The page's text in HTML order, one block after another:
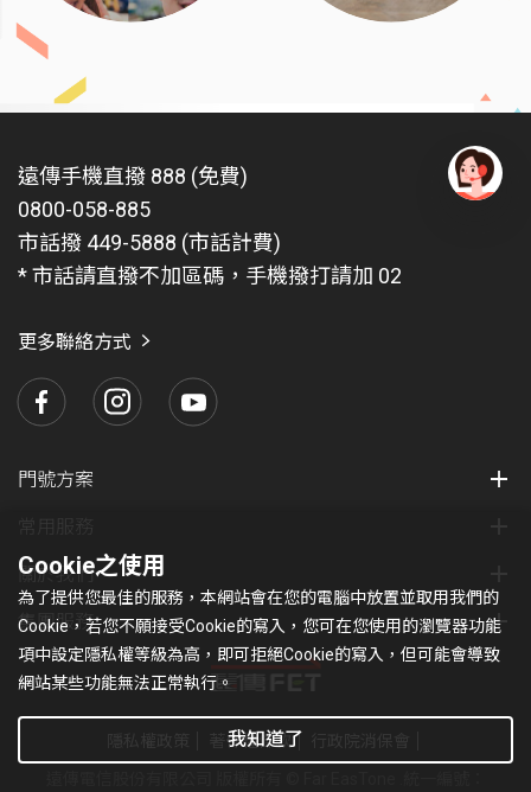
遠傳手機直撥 888 (免費)
0800-058-885
市話撥 449-5888 (市話計費)
* 市話請直撥不加區碼，手機撥打請加 02
更多聯絡方式
門號方案
關於我們
集團服務
著作權條款
Cookie之使用
為了提供您最佳的服務，本網站會在您的電腦中放置並取用我們的
Cookie，若您不願接受Cookie的寫入，您可在您使用的瀏覽器功能
項中設定隱私權等級為高，即可拒絕Cookie的寫入，但可能會導致
網站某些功能無法正常執行。
我知道了